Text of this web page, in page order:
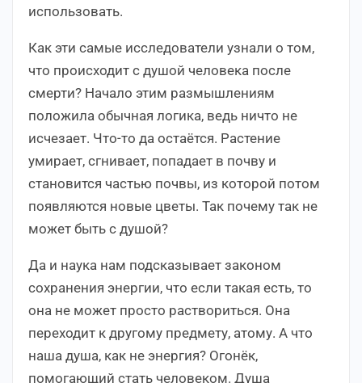
использовать.
Как эти самые исследователи узнали о том,
что происходит с душой человека после
смерти? Начало этим размышлениям
положила обычная логика, ведь ничто не
исчезает. Что-то да остаётся. Растение
умирает, сгнивает, попадает в почву и
становится частью почвы, из которой потом
появляются новые цветы. Так почему так не
может быть с душой?
Да и наука нам подсказывает законом
сохранения энергии, что если такая есть, то
она не может просто раствориться. Она
переходит к другому предмету, атому. А что
наша душа, как не энергия? Огонёк,
помогающий стать человеком. Душа